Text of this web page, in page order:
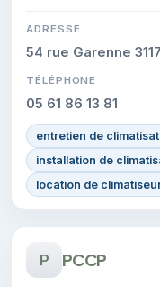
ADRESSE
54 rue Garenne
TÉLÉPHONE
05 61 86 13 81
entretien de
installation de
location de
P PCCP